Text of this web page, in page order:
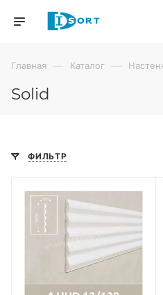
Главная — Каталог —
Solid
ФИЛЬТР